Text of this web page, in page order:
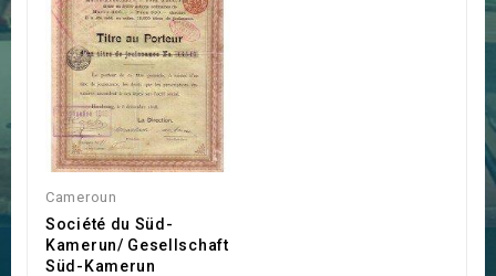
Cameroun
Société du Süd-
Kamerun/ Gesellschaft
Süd-Kamerun